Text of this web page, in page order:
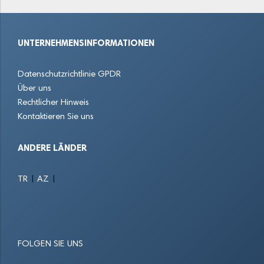
Kehl
Kornwestheim
Nürtingen
UNTERNEHMENSINFORMATIONEN
Datenschutzrichtlinie GPDR
Über uns
Rechtlicher Hinweis
Kontaktieren Sie uns
ANDERE LÄNDER
TR AZ
FOLGEN SIE UNS